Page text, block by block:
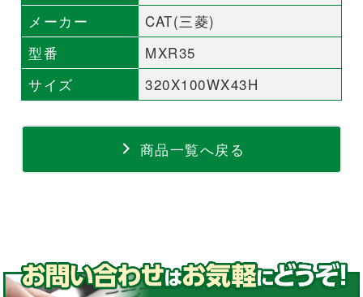
メーカー
CAT(三菱)
型番
MXR35
サイズ
320X100WX43H
商品一覧へ戻る